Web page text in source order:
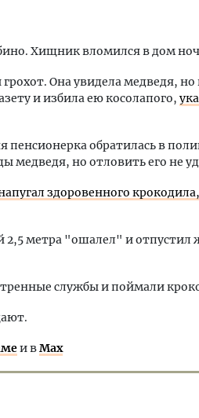
Хищник вломился в дом
Она увидела медведя, но
и избила ею косолапого,
пенсионерка обратилась в
медведя, но отловить его не
здоровенного
2,5 метра "ошалел" и отпустил
службы и поймали
и вMax